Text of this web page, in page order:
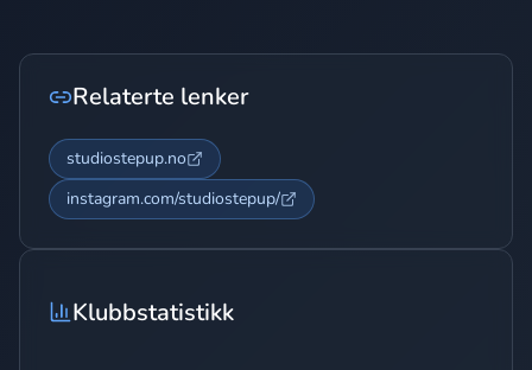
Relaterte lenker
studiostepup.no
instagram.com/studiostepup/
Klubbstatistikk